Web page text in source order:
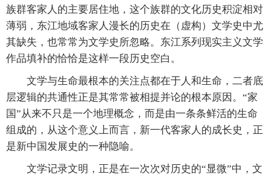
族群客家人的主要居住地，这个族群的文化历史积淀相对
薄弱，东江地域客家人漫长的历史在（虚构）文学史中尤
其缺失，也常常为文学史所忽略。东江系列现实主义文学
作品填补的恰恰是这样一段历史空白。
文学与生命最根本的关注点都在于人和生命，二者底
层逻辑的共通性正是其常常被相提并论的根本原因。“家
国”从来不只是一个地理概念，而是由一条条鲜活的生命
组成的，从这个意义上而言，新一代客家人的成长史，正
是新中国发展史的一种隐喻。
文学记录文明，正是在一次次对历史的“显微”中，文